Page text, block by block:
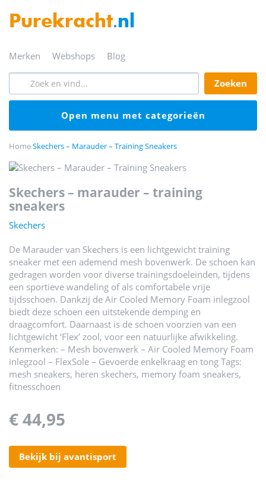
Purekracht.nl
merken webshops blog
zoeken
open menu met categorieën
HomeSkechers – Marauder – Training Sneakers
skechers – marauder – training
sneakers
Skechers
De Marauder van Skechers is een lichtgewicht training
sneaker met een ademend mesh bovenwerk. De schoen kan
gedragen worden voor diverse trainingsdoeleinden, tijdens
een sportieve wandeling of als comfortabele vrije
tijdsschoen. Dankzij de Air Cooled Memory Foam inlegzool
biedt deze schoen een uitstekende demping en
draagcomfort. Daarnaast is de schoen voorzien van een
lichtgewicht ‘Flex’ zool, voor een natuurlijke afwikkeling.
Kenmerken: – Mesh bovenwerk – Air Cooled Memory Foam
inlegzool – FlexSole – Gevoerde enkelkraag en tong Tags:
mesh sneakers, heren skechers, memory foam sneakers,
fitnesschoen
€ 44,95
bekijk bij avantisport